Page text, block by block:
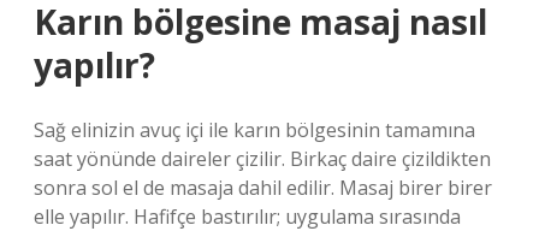
Karın bölgesine masaj nasıl
yapılır?
Sağ elinizin avuç içi ile karın bölgesinin tamamına
saat yönünde daireler çizilir. Birkaç daire çizildikten
sonra sol el de masaja dahil edilir. Masaj birer birer
elle yapılır. Hafifçe bastırılır; uygulama sırasında